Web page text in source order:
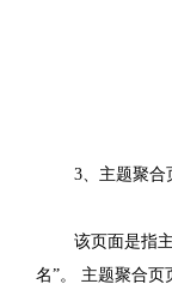
3、主题聚合
该页面是指
名”。 主题聚合页